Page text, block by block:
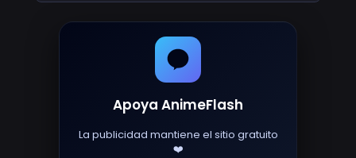
Apoya AnimeFlash
La publicidad mantiene el sitio gratuito
❤️